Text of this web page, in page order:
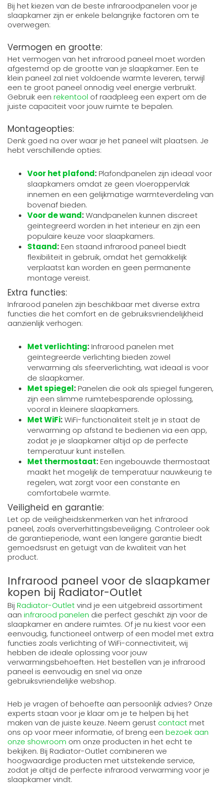
Bij het kiezen van de beste infraroodpanelen voor je
slaapkamer zijn er enkele belangrijke factoren om te
overwegen:
Vermogen en grootte:
Het vermogen van het infrarood paneel moet worden
afgestemd op de grootte van je slaapkamer. Een te
klein paneel zal niet voldoende warmte leveren, terwijl
een te groot paneel onnodig veel energie verbruikt.
Gebruik een rekentool of raadpleeg een expert om de
juiste capaciteit voor jouw ruimte te bepalen.
Montageopties:
Denk goed na over waar je het paneel wilt plaatsen. Je
hebt verschillende opties:
Voor het plafond:Plafondpanelen zijn ideaal voor
slaapkamers omdat ze geen vloeroppervlak
innemen en een gelijkmatige warmteverdeling van
bovenaf bieden.
Voor de wand:Wandpanelen kunnen discreet
geïntegreerd worden in het interieur en zijn een
populaire keuze voor slaapkamers.
Staand:Een staand infrarood paneel biedt
flexibiliteit in gebruik, omdat het gemakkelijk
verplaatst kan worden en geen permanente
montage vereist.
Extra functies:
Infrarood panelen zijn beschikbaar met diverse extra
functies die het comfort en de gebruiksvriendelijkheid
aanzienlijk verhogen:
Met verlichting:Infrarood panelen met
geïntegreerde verlichting bieden zowel
verwarming als sfeerverlichting, wat ideaal is voor
de slaapkamer.
Met spiegel:Panelen die ook als spiegel fungeren,
zijn een slimme ruimtebesparende oplossing,
vooral in kleinere slaapkamers.
Met WiFi:WiFi-functionaliteit stelt je in staat de
verwarming op afstand te bedienen via een app,
zodat je je slaapkamer altijd op de perfecte
temperatuur kunt instellen.
Met thermostaat:Een ingebouwde thermostaat
maakt het mogelijk de temperatuur nauwkeurig te
regelen, wat zorgt voor een constante en
comfortabele warmte.
Veiligheid en garantie:
Let op de veiligheidskenmerken van het infrarood
paneel, zoals oververhittingsbeveiliging. Controleer ook
de garantieperiode, want een langere garantie biedt
gemoedsrust en getuigt van de kwaliteit van het
product.
Infrarood paneel voor de slaapkamer
kopen bij Radiator-Outlet
Bij Radiator-Outletvind je een uitgebreid assortiment
aan infrarood panelen die perfect geschikt zijn voor de
slaapkamer en andere ruimtes. Of je nu kiest voor een
eenvoudig, functioneel ontwerp of een model met extra
functies zoals verlichting of WiFi-connectiviteit, wij
hebben de ideale oplossing voor jouw
verwarmingsbehoeften. Het bestellen van je infrarood
paneel is eenvoudig en snel via onze
gebruiksvriendelijke webshop.
Heb je vragen of behoefte aan persoonlijk advies? Onze
experts staan voor je klaar om je te helpen bij het
maken van de juiste keuze. Neem gerust contactmet
ons op voor meer informatie, of breng een bezoek aan
onze showroom om onze producten in het echt te
bekijken. Bij Radiator-Outlet combineren we
hoogwaardige producten met uitstekende service,
zodat je altijd de perfecte infrarood verwarming voor je
slaapkamer vindt.